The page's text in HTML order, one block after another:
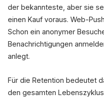
der bekannteste, aber sie
einen Kauf voraus. Web-
Schon ein anonymer
Benachrichtigungen
anlegt.
Für die Retention bedeutet
den gesamten